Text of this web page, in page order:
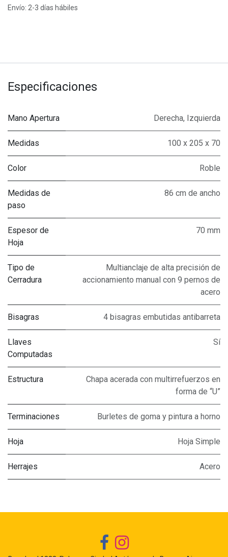
Envío: 2-3 días hábiles
Especificaciones
Mano Apertura Derecha, Izquierda
Medidas 100 x 205 x 70
Color Roble
Medidas de
paso
86 cm de ancho
Espesor de
Hoja
70 mm
Tipo de
Cerradura
Multianclaje de alta precisión de
accionamiento manual con 9 pernos de
acero
Bisagras 4 bisagras embutidas antibarreta
Llaves
Computadas
Sí
Estructura
Chapa acerada con multirrefuerzos en
forma de “U”
Terminaciones Burletes de goma y pintura a horno
Hoja Hoja Simple
Herrajes Acero